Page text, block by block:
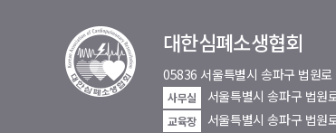
대한심폐소생협회
05836 서울특별시 송파구 법원
사무실 서울특별시 송파구 법원
교육장
서울특별시 송파구 법원